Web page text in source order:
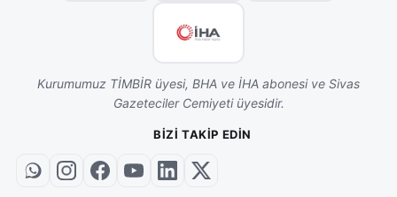
Kurumumuz TİMBİR üyesi, BHA ve İHA abonesi ve Sivas
Gazeteciler Cemiyeti üyesidir.
BIZI TAKIP EDIN